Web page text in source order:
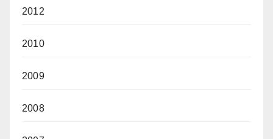
2012
2010
2009
2008